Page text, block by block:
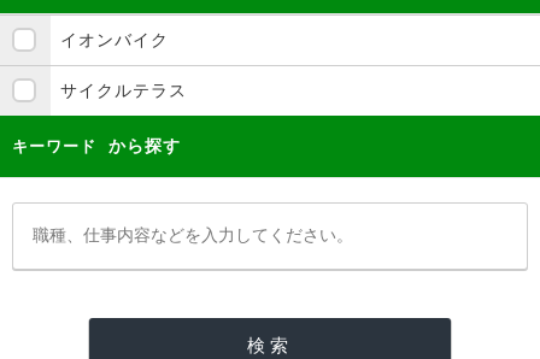
イオンバイク
サイクルテラス
キーワード から探す